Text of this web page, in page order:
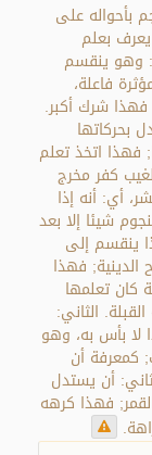
بأحواله على
يعرف بعلم
1- علم التأثير: وهو ينقسم
فاعلة،
شرك أكبر.
بحركاتها
فهذا اتخذ تعلم
كفر مخرج
أي: أنه إذا
شيئا إلا بعد
وهذا ينقسم إلى
فهذا
كان تعلمها
الثاني:
لا بأس به، وهو
كمعرفة أن
أن يستدل
فهذا كرهه